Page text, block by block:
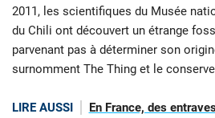
2011, les scientifiques du Musée
du Chili ont découvert un étrange
parvenant pas à déterminer son
surnomment The Thing et le
LIRE AUSSI
En France, des